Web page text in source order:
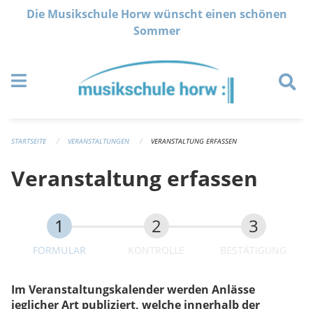
Navigation überspringen
Die Musikschule Horw wünscht einen schönen
Sommer
STARTSEITE VERANSTALTUNGEN VERANSTALTUNG ERFASSEN
Veranstaltung erfassen
FORMULAR KONTROLLE BESTÄTIGUNG
Im Veranstaltungskalender werden Anlässe
jeglicher Art publiziert, welche innerhalb der